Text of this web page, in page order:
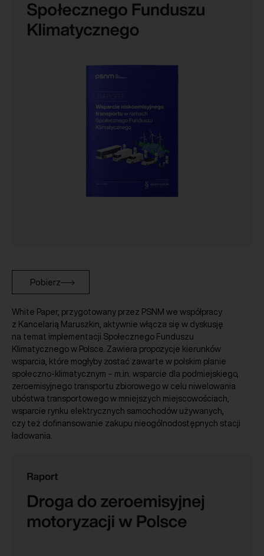
Pobierz
White Paper, przygotowany przez PSNM we współpracy
z Kancelarią Maruszkin, aktywnie włącza się w dyskusję
na temat implementacji Społecznego Funduszu
Klimatycznego w Polsce. Zawiera propozycje kierunków
wsparcia, które mogłyby zostać zawarte w polskim planie
społeczno-klimatycznym – m.in. wsparcie dla podmiejskiego,
zeroemisyjnego transportu zbiorowego w celu niwelowania
ubóstwa transportowego w mniejszych miejscowościach,
wsparcie rynku elektrycznych samochodów używanych,
czy też dofinansowanie zakupu nieogólnodostępnych stacji
ładowania.